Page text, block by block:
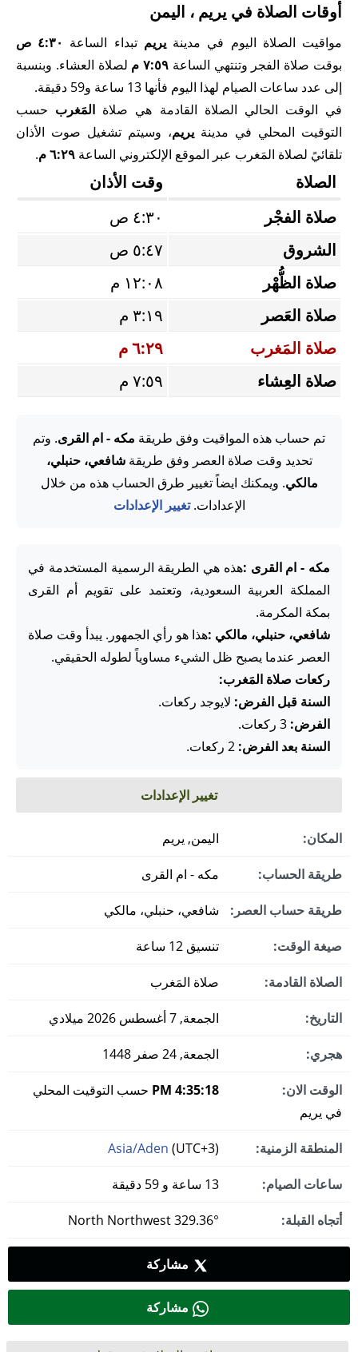
أوقات الصلاة في يريم ، اليمن
مواقيت الصلاة اليوم في مدينةيريم تبداء الساعة ٤:٣٠ ص
بوقت صلاة الفجر وتنتهي الساعة ٧:٥٩ م
لصلاة العشاء. وبنسبة
إلى عدد ساعات الصيام لهذا اليوم فأنها 13 ساعة و59 دقيقة.
في الوقت الحالي الصلاة القادمة هي صلاة المَغرب حسب
التوقيت المحلي في مدينة يريم، وسيتم تشغيل صوت الأذان
تلقائيً لصلاة المَغرب عبر الموقع الإلكتروني الساعة ٦:٢٩ م .
الصلاة
وقت الأذان
صلاة الفجْر
٤:٣٠ ص
الشروق
٥:٤٧ ص
صلاة الظُّهْر
١٢:٠٨ م
صلاة العَصر
٣:١٩ م
صلاة المَغرب
٦:٢٩ م
صلاة العِشاء
٧:٥٩ م
تم حساب هذه المواقيت وفق طريقة مكه - ام القرى. وتم
تحديد وقت صلاة العصر وفق طريقةشافعي، حنبلي،
مالكي. ويمكنك ايضاً تغيير طرق الحساب هذه من خلال
الإعدادات.تغيير الإعدادات
مكه - ام القرى :هذه هي الطريقة الرسمية المستخدمة في
المملكة العربية السعودية، وتعتمد على تقويم أم القرى
بمكة المكرمة.
شافعي، حنبلي، مالكي :هذا هو رأي الجمهور. يبدأ وقت صلاة
العصر عندما يصبح ظل الشيء مساوياً لطوله الحقيقي.
ركعات صلاة المَغرب:
السنة قبل الفرض: لايوجد ركعات.
الفرض:
السنة بعد الفرض:
تغيير الإعدادات
المكان: اليمن, يريم
طريقة الحساب: مكه - ام القرى
طريقة حساب العصر: شافعي، حنبلي، مالكي
صيغة الوقت: تنسيق 12 ساعة
الصلاة القادمة: صلاة المَغرب
التاريخ: الجمعة, 7 أغسطس 2026 ميلادي
هجري: الجمعة, 24 صفر 1448
الوقت الان: 4:35:19 PM
حسب التوقيت المحلي
في يريم
المنطقة الزمنية: Asia/Aden (UTC+3)
ساعات الصيام:
أتجاه القبلة:
مشاركة
مشاركة